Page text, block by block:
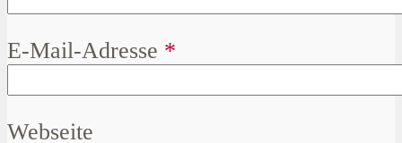
E-Mail-Adresse *
Webseite